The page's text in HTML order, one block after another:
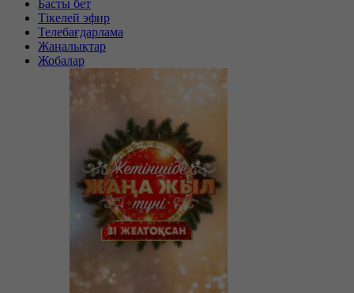
Басты бет
Тікелей эфир
Телебағдарлама
Жаңалықтар
Жобалар